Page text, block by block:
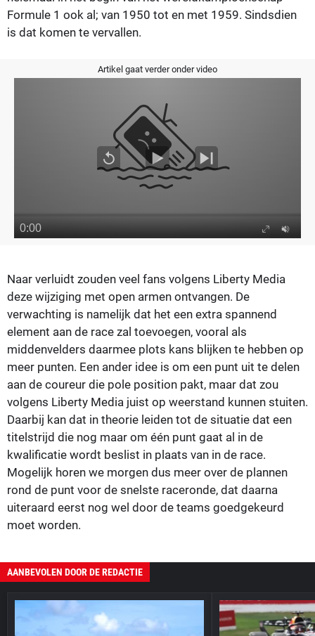
Formule 1 ook al; van 1950 tot en met 1959. Sindsdien
is dat komen te vervallen.
Artikel gaat verder onder video
Naar verluidt zouden veel fans volgens Liberty Media
deze wijziging met open armen ontvangen. De
verwachting is namelijk dat het een extra spannend
element aan de race zal toevoegen, vooral als
middenvelders daarmee plots kans blijken te hebben op
meer punten. Een ander idee is om een punt uit te delen
aan de coureur die pole position pakt, maar dat zou
volgens Liberty Media juist op weerstand kunnen stuiten.
Daarbij kan dat in theorie leiden tot de situatie dat een
titelstrijd die nog maar om één punt gaat al in de
kwalificatie wordt beslist in plaats van in de race.
Mogelijk horen we morgen dus meer over de plannen
rond de punt voor de snelste raceronde, dat daarna
uiteraard eerst nog wel door de teams goedgekeurd
moet worden.
AANBEVOLEN DOOR DE REDACTIE